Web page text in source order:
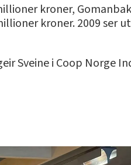
kroner,
kroner. 2009 ser
Sveine i Coop Norge